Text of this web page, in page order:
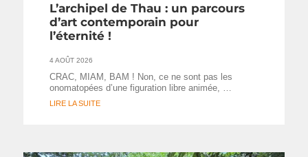
L’archipel de Thau : un parcours
d’art contemporain pour
l’éternité !
4 AOÛT 2026
CRAC, MIAM, BAM ! Non, ce ne sont pas les
onomatopées d’une figuration libre animée, …
LIRE LA SUITE